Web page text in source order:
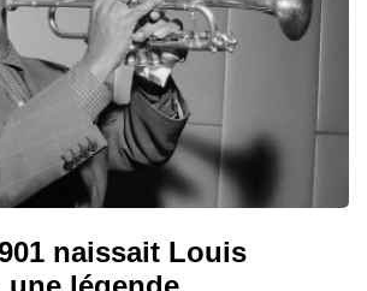
naissait Louis